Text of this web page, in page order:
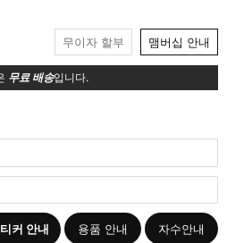
무이자 할부 맴버십 안내
무료 배송입니다.
커 안내 용품 안내 자수안내